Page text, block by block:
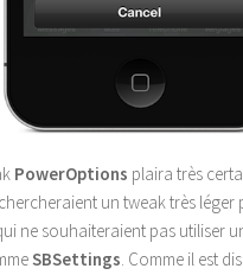
PowerOptions plaira très
un tweak très léger
ne souhaiteraient pas utiliser
SBSettings. Comme il est